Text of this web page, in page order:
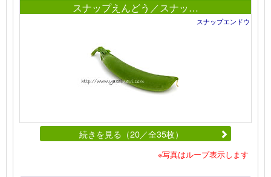
スナップえんどう／スナッ…
スナップエンドウ
続きを見る（20／全35枚）
※写真はループ表示します